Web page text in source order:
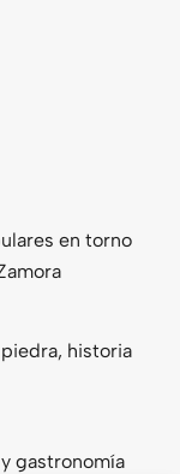
en torno
historia
gastronomía